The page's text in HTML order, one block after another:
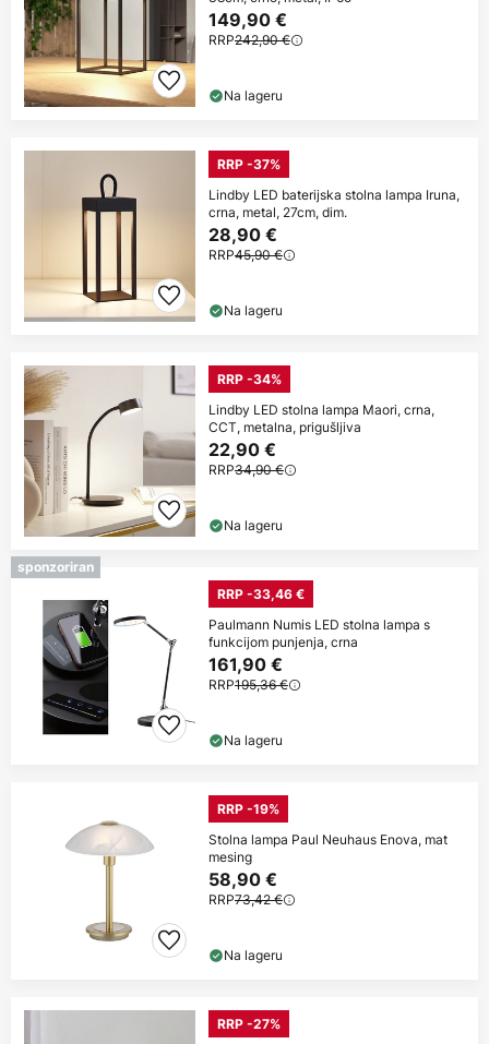
149,90 €
RRP242,90 €
Na lageru
RRP -37%
Lindby LED baterijska stolna lampa Iruna,
crna, metal, 27cm, dim.
28,90 €
RRP45,90 €
Na lageru
RRP -34%
Lindby LED stolna lampa Maori, crna,
CCT, metalna, prigušljiva
22,90 €
RRP34,90 €
Na lageru
sponzoriran
RRP -33,46 €
Paulmann Numis LED stolna lampa s
funkcijom punjenja, crna
161,90 €
RRP195,36 €
Na lageru
RRP -19%
Stolna lampa Paul Neuhaus Enova, mat
mesing
58,90 €
RRP73,42 €
Na lageru
RRP -27%